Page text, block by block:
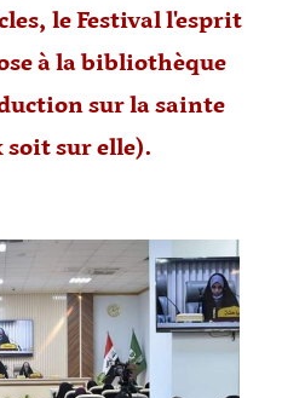
le Festival l'esprit
à la bibliothèque
sur la sainte
sur elle).